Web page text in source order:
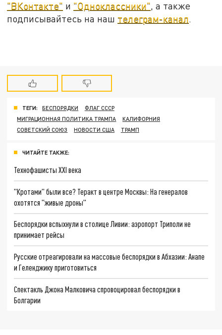
"ВКонтакте" и "Одноклассники", а также
подписывайтесь на наш телеграм-канал.
ТЕГИ: БЕСПОРЯДКИ
ФЛАГ СССР
МИГРАЦИОННАЯ ПОЛИТИКА ТРАМПА
КАЛИФОРНИЯ
СОВЕТСКИЙ СОЮЗ
НОВОСТИ США ТРАМП
ЧИТАЙТЕ ТАКЖЕ:
Технофашисты XXI века
"Кротами" были все? Теракт в центре Москвы: На генералов
охотятся "живые дроны"
Беспорядки вспыхнули в столице Ливии: аэропорт Триполи не
принимает рейсы
Русские отреагировали на массовые беспорядки в Абхазии: Анапе
и Геленджику приготовиться
Спектакль Джона Малковича спровоцировал беспорядки в
Болгарии